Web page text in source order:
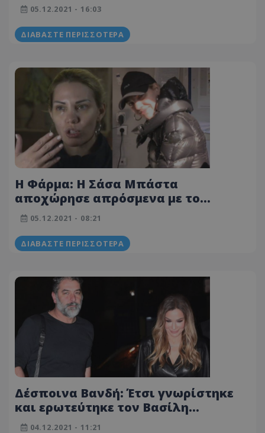
αναφορά της στον Μαραντίνη -
ΒΙΝΤΕΟ
05.12.2021 - 16:03
ΔΙΑΒΆΣΤΕ ΠΕΡΙΣΣΌΤΕΡΑ
Η Φάρμα: Η Σάσα Μπάστα
αποχώρησε απρόσμενα με το
ασθενοφόρο
05.12.2021 - 08:21
ΔΙΑΒΆΣΤΕ ΠΕΡΙΣΣΌΤΕΡΑ
Δέσποινα Βανδή: Έτσι γνωρίστηκε
και ερωτεύτηκε τον Βασίλη
Μπισμπίκη – Όλο το παρασκήνιο
04.12.2021 - 11:21